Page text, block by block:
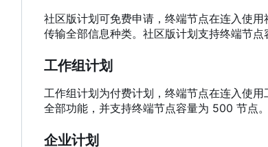
社区版计划可免费申请，终端节点在连入使
传输全部信息种类。社区版计划支持终端节点
工作组计划
工作组计划为付费计划，终端节点在连入使
全部功能，并支持终端节点容量为 500 节点。
企业计划